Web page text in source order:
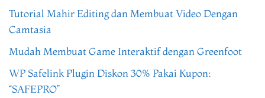
Tutorial Mahir Editing dan Membuat Video Dengan
Camtasia
Mudah Membuat Game Interaktif dengan Greenfoot
WP Safelink Plugin Diskon 30% Pakai Kupon:
“SAFEPRO”